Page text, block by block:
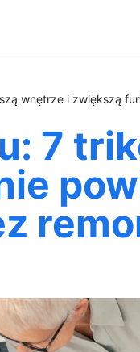
wnętrze i zwiększą
7